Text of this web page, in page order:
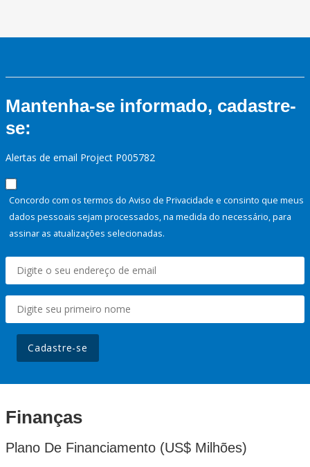
Mantenha-se informado, cadastre-
se:
Alertas de email Project P005782
Concordo com os termos do Aviso de Privacidade e consinto que meus
dados pessoais sejam processados, na medida do necessário, para
assinar as atualizações selecionadas.
Cadastre-se
Finanças
Plano De Financiamento (US$ Milhões)